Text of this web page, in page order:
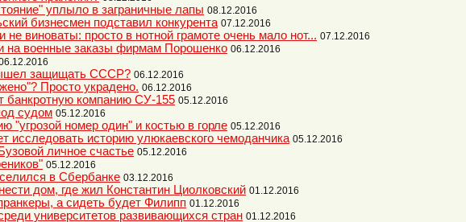
уплыло в заграничные лапы 08.12.2016
бизнесмен подставил конкурента 07.12.2016
не виноваты: просто в нотной грамоте очень мало нот... 07.12.2016
военные заказы фирмам Порошенко 06.12.2016
защищать СССР? 06.12.2016
Просто украдено. 06.12.2016
банкротную компанию СУ-155 05.12.2016
судом 05.12.2016
"угрозой номер один" и костью в горле 05.12.2016
исследовать историю улюкаевского чемоданчика 05.12.2016
личное счастье 05.12.2016
05.12.2016
в Сбербанке 03.12.2016
дом, где жил Константин Циолковский 01.12.2016
а сидеть будет Филипп 01.12.2016
университетов развивающихся стран 01.12.2016